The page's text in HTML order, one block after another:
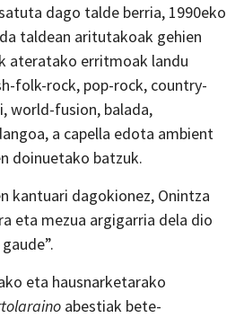
dago talde berria, 1990eko
taldean aritutakoak gehien
ateratako erritmoak landu
folk-rock, pop-rock, country-
world-fusion, balada,
a capella edota ambient
doinuetako batzuk.
kantuari dagokionez, Onintza
eta mezua argigarria dela dio
eta hausnarketarako
abestiak bete-